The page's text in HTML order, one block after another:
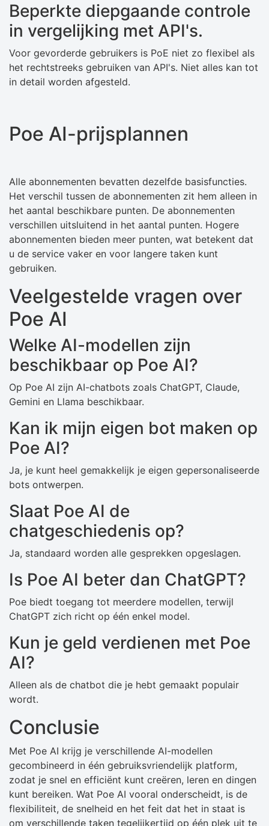
Beperkte diepgaande controle
in vergelijking met API's.
Voor gevorderde gebruikers is PoE niet zo flexibel als
het rechtstreeks gebruiken van API's. Niet alles kan tot
in detail worden afgesteld.
Poe AI-prijsplannen
Alle abonnementen bevatten dezelfde basisfuncties.
Het verschil tussen de abonnementen zit hem alleen in
het aantal beschikbare punten. De abonnementen
verschillen uitsluitend in het aantal punten. Hogere
abonnementen bieden meer punten, wat betekent dat
u de service vaker en voor langere taken kunt
gebruiken.
Veelgestelde vragen over
Poe AI
Welke AI-modellen zijn
beschikbaar op Poe AI?
Op Poe AI zijn AI-chatbots zoals ChatGPT, Claude,
Gemini en Llama beschikbaar.
Kan ik mijn eigen bot maken op
Poe AI?
Ja, je kunt heel gemakkelijk je eigen gepersonaliseerde
bots ontwerpen.
Slaat Poe AI de
chatgeschiedenis op?
Ja, standaard worden alle gesprekken opgeslagen.
Is Poe AI beter dan ChatGPT?
Poe biedt toegang tot meerdere modellen, terwijl
ChatGPT zich richt op één enkel model.
Kun je geld verdienen met Poe
AI?
Alleen als de chatbot die je hebt gemaakt populair
wordt.
Conclusie
Met Poe AI krijg je verschillende AI-modellen
gecombineerd in één gebruiksvriendelijk platform,
zodat je snel en efficiënt kunt creëren, leren en dingen
kunt bereiken. Wat Poe AI vooral onderscheidt, is de
flexibiliteit, de snelheid en het feit dat het in staat is
om verschillende taken tegelijkertijd op één plek uit te